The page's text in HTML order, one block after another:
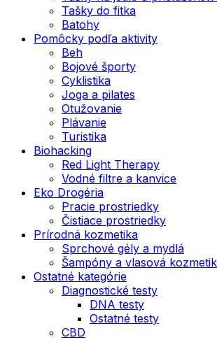
Tašky do fitka
Batohy
Pomôcky podľa aktivity
Beh
Bojové športy
Cyklistika
Joga a pilates
Otužovanie
Plávanie
Turistika
Biohacking
Red Light Therapy
Vodné filtre a kanvice
Eko Drogéria
Pracie prostriedky
Čistiace prostriedky
Prírodná kozmetika
Sprchové gély a mydlá
Šampóny a vlasová
Ostatné kategórie
Diagnostické testy
DNA testy
Ostatné testy
CBD